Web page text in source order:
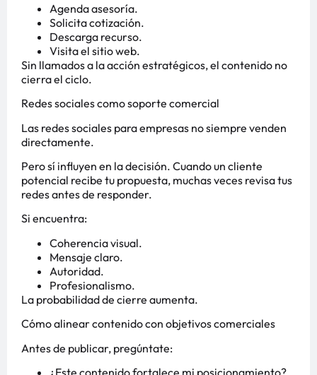
Agenda asesoría.
Solicita cotización.
Descarga recurso.
Visita el sitio web.
Sin llamados a la acción estratégicos, el contenido no
cierra el ciclo.
Redes sociales como soporte comercial
Las redes sociales para empresas no siempre venden
directamente.
Pero sí influyen en la decisión. Cuando un cliente
potencial recibe tu propuesta, muchas veces revisa tus
redes antes de responder.
Si encuentra:
Coherencia visual.
Mensaje claro.
Autoridad.
Profesionalismo.
La probabilidad de cierre aumenta.
Cómo alinear contenido con objetivos comerciales
Antes de publicar, pregúntate:
¿Este contenido fortalece mi posicionamiento?